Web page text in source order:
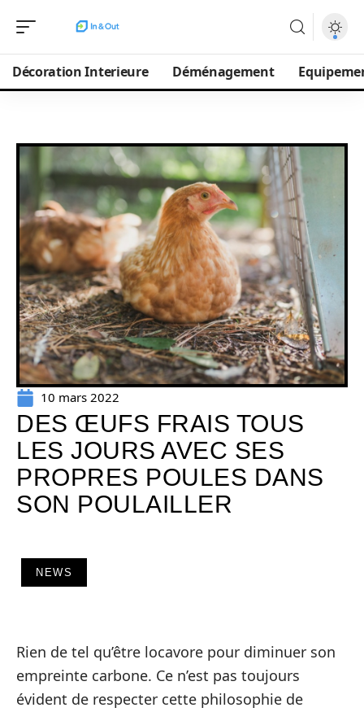
Décoration Interieure Déménagement
10 mars 2022
DES ŒUFS FRAIS TOUS
LES JOURS AVEC SES
PROPRES POULES DANS
SON POULAILLER
NEWS
Rien de tel qu’être locavore pour diminuer son
empreinte carbone. Ce n’est pas toujours
évident de respecter cette philosophie de